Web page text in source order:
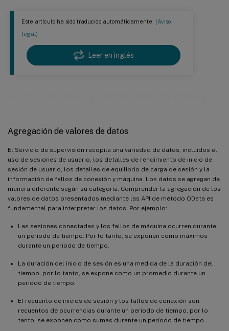
Este artículo ha sido traducido automáticamente. (Aviso
legal)
Leer en inglés
Agregación de valores de datos
El Servicio de supervisión recopila una variedad de datos, incluidos el
uso de sesiones de usuario, los detalles de rendimiento de inicio de
sesión de usuario, los detalles de equilibrio de carga de sesión y la
información de fallos de conexión y máquina. Los datos se agregan de
manera diferente según su categoría. Comprender la agregación de los
valores de datos presentados mediante las API de método OData es
fundamental para interpretar los datos. Por ejemplo:
Las sesiones conectadas y los fallos de máquina ocurren durante
un período de tiempo. Por lo tanto, se exponen como máximos
durante un período de tiempo.
La duración del inicio de sesión es una medida de la duración del
tiempo, por lo tanto, se expone como un promedio durante un
período de tiempo.
El recuento de inicios de sesión y los fallos de conexión son
recuentos de ocurrencias durante un período de tiempo, por lo
tanto, se exponen como sumas durante un período de tiempo.